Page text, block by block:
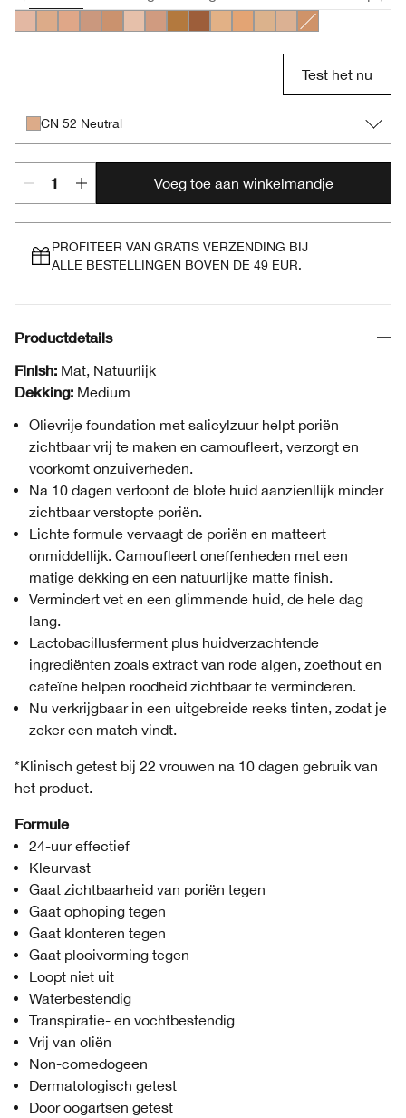
Test het nu
CN 52 Neutral
Voeg toe aan winkelmandje
PROFITEER VAN GRATIS VERZENDING BIJ
ALLE BESTELLINGEN BOVEN DE 49 EUR.
Productdetails
Finish: Mat, Natuurlijk
Dekking: Medium
Olievrije foundation met salicylzuur helpt poriën
zichtbaar vrij te maken en camoufleert, verzorgt en
voorkomt onzuiverheden.
Na 10 dagen vertoont de blote huid aanzienllijk minder
zichtbaar verstopte poriën.
Lichte formule vervaagt de poriën en matteert
onmiddellijk. Camoufleert oneffenheden met een
matige dekking en een natuurlijke matte finish.
Vermindert vet en een glimmende huid, de hele dag
lang.
Lactobacillusferment plus huidverzachtende
ingrediënten zoals extract van rode algen, zoethout en
cafeïne helpen roodheid zichtbaar te verminderen.
Nu verkrijgbaar in een uitgebreide reeks tinten, zodat je
zeker een match vindt.
*Klinisch getest bij 22 vrouwen na 10 dagen gebruik van
het product.
Formule
24-uur effectief
Kleurvast
Gaat zichtbaarheid van poriën tegen
Gaat ophoping tegen
Gaat klonteren tegen
Gaat plooivorming tegen
Loopt niet uit
Waterbestendig
Transpiratie- en vochtbestendig
Vrij van oliën
Non-comedogeen
Dermatologisch getest
Door oogartsen getest